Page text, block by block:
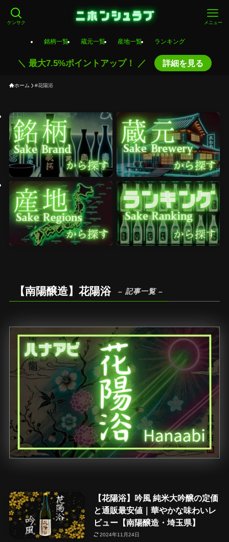
ケンサク メニュー
銘柄一覧 蔵元一覧 産地一覧 ランキング
＼ 最大7.5%ポイントアップ！ ／ 詳細を見る
ホーム #花陽浴
【南陽醸造】花陽浴 – 記事一覧 –
【花陽浴】吟風 純米大吟醸の定価
と通販最安値｜華やかな味わいレ
ビュー【南陽醸造・埼玉県】
2024年11月24日